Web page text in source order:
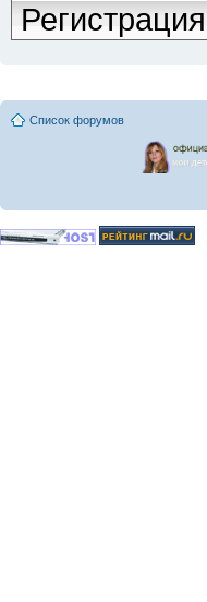
Регистрация
Список форумов